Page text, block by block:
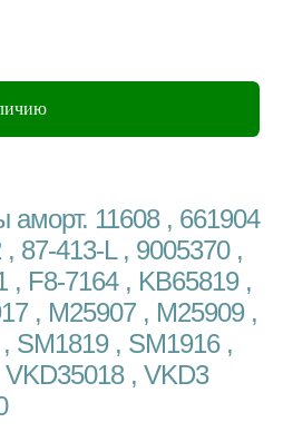
аморт. 11608 , 661904
87-413-L , 9005370 ,
, F8-7164 , KB65819 ,
, M25907 , M25909 ,
SM1819 , SM1916 ,
, VKD3